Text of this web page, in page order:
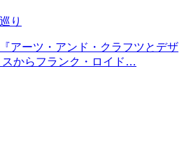
り
アーツ・アンド・クラフツとデザ
からフランク・ロイド…